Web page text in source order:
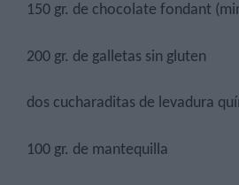
150 gr. de chocolate fondant
200 gr. de galletas sin gluten
dos cucharaditas de levadura
100 gr. de mantequilla